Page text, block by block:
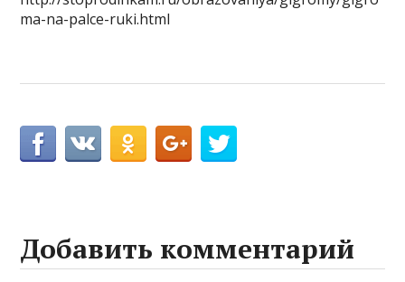
ma-na-palce-ruki.html
Добавить комментарий